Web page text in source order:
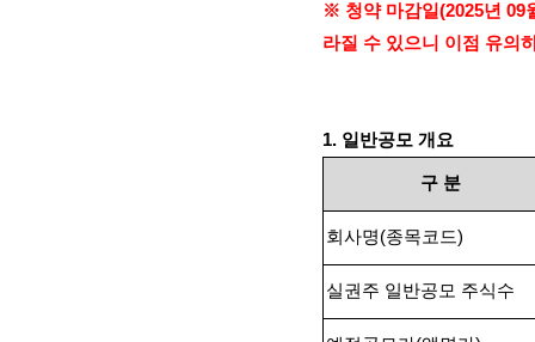
※ 청약 마감일(2025년 09
라질 수 있으니 이점 유의
1. 일반공모 개요
구 분
회사명(종목코드)
실권주 일반공모 주식수